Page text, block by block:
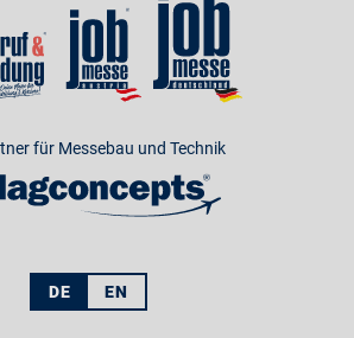
für Messebau und Technik
DE EN